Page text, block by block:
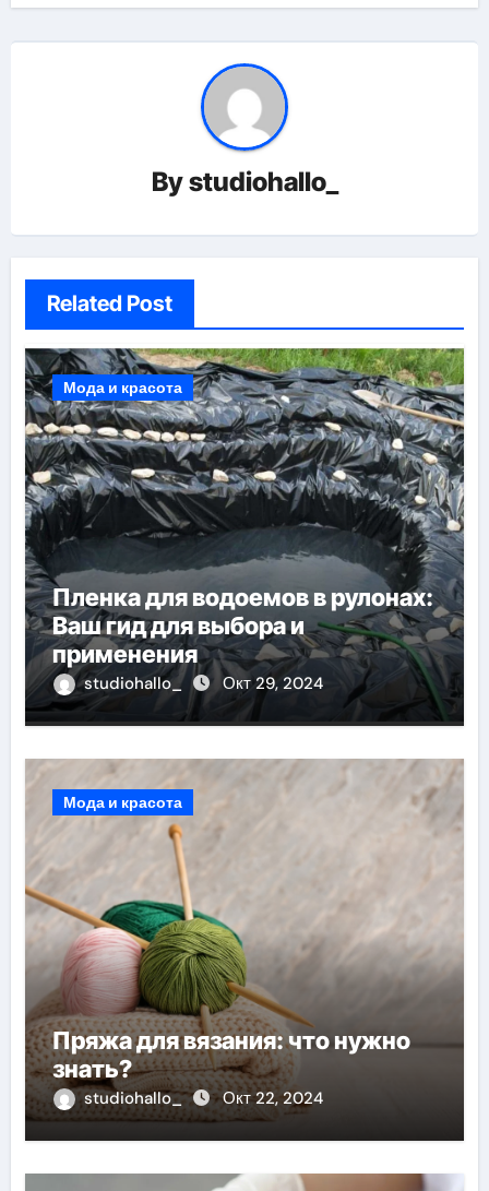
Bystudiohallo_
Related Post
Мода и красота
Пленка для водоемов в рулонах:
Ваш гид для выбора и
применения
studiohallo_ Окт 29, 2024
Мода и красота
Пряжа для вязания: что нужно
знать?
studiohallo_ Окт 22, 2024